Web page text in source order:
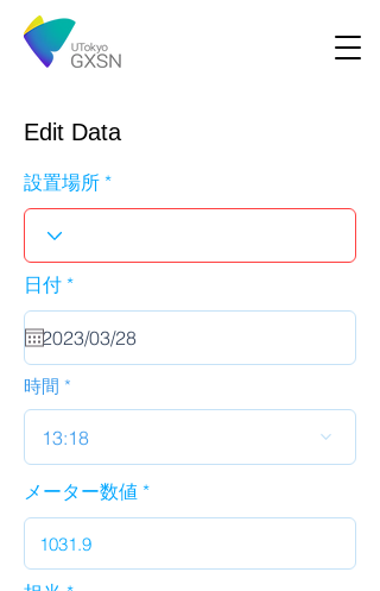
Edit Data
設置場所
日付 *r
u
i
d
時間
13:18
メーター数値